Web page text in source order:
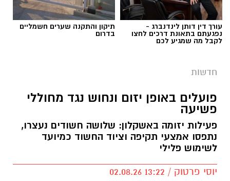
דוברות המשטרה
בשיתוף לוחמי מג"ב דרום, בוצע חיפוש במבנה
עורך דין דותן לינדנברג -
נפגעתם בתאונת דרכים לחצו
לקבל מה שמגיע לכם
תיקון והתקנה שערים חשמליים
בדרום
חדשות
פועלים באופן יזום ונחוש נגד מחוללי
פשיעה
פעילות יזומה באשקלון: שלושה חשודים נעצרו,
נתפסו אמצעי תקיפה וציוד החשוד כמיועד
לשימוש פלילי
יוסי פרטוק / 13:22 02.08.26